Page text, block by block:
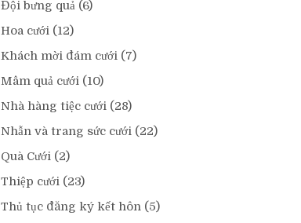
Đội bưng quả (6)
Hoa cưới (12)
Khách mời đám cưới (7)
Mâm quả cưới (10)
Nhà hàng tiệc cưới (28)
Nhẫn và trang sức cưới (22)
Quà Cưới (2)
Thiệp cưới (23)
Thủ tục đăng ký kết hôn (5)